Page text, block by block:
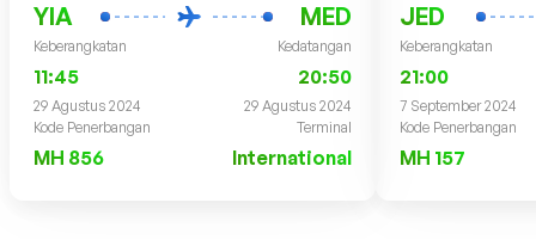
YIA MED
Keberangkatan Kedatangan
11:45 20:50
29 Agustus 2024
29 Agustus 2024
Kode Penerbangan
Terminal
MH 856 International
JED
Keberangkatan
21:00
7 September 2024
Kode Penerbangan
MH 157